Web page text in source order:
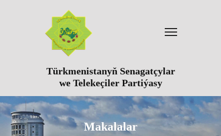
Türkmenistanyň Senagatçylar
we Telekeçiler Partiýasy
Makalalar